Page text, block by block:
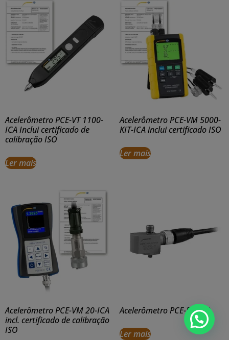
Acelerômetro PCE-VT 1100-
ICA Inclui certificado de
calibração ISO
Ler mais
Acelerômetro PCE-VM 5000-
KIT-ICA inclui certificado ISO
Ler mais
Acelerômetro PCE-VM 20-ICA
incl. certificado de calibração
ISO
Acelerômetro PCE-PVS 30
Ler mais